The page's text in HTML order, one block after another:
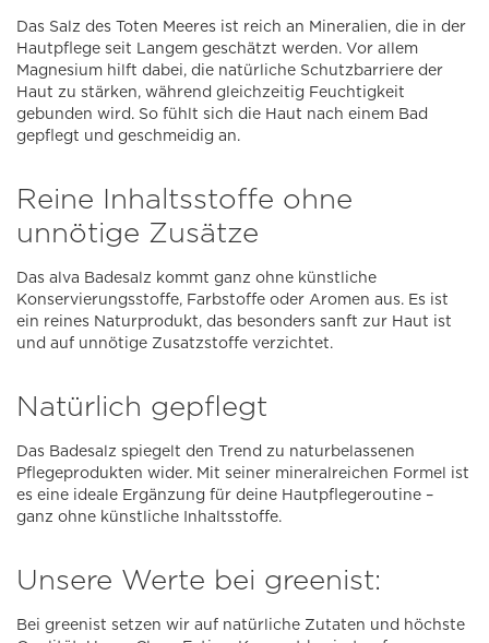
Das Salz des Toten Meeres ist reich an Mineralien, die in der
Hautpflege seit Langem geschätzt werden. Vor allem
Magnesium hilft dabei, die natürliche Schutzbarriere der
Haut zu stärken, während gleichzeitig Feuchtigkeit
gebunden wird. So fühlt sich die Haut nach einem Bad
gepflegt und geschmeidig an.
Reine Inhaltsstoffe ohne
unnötige Zusätze
Das alva Badesalz kommt ganz ohne künstliche
Konservierungsstoffe, Farbstoffe oder Aromen aus. Es ist
ein reines Naturprodukt, das besonders sanft zur Haut ist
und auf unnötige Zusatzstoffe verzichtet.
Natürlich gepflegt
Das Badesalz spiegelt den Trend zu naturbelassenen
Pflegeprodukten wider. Mit seiner mineralreichen Formel ist
es eine ideale Ergänzung für deine Hautpflegeroutine –
ganz ohne künstliche Inhaltsstoffe.
Unsere Werte bei greenist:
Bei greenist setzen wir auf natürliche Zutaten und höchste